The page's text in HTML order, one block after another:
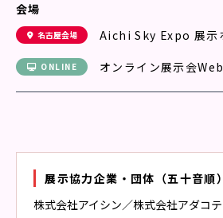
会場
名古屋会場 Aichi Sky Expo 展示
ONLINE オンライン展示会
展示協力企業・団体（五十音順）
株式会社アイシン／株式会社アダコ